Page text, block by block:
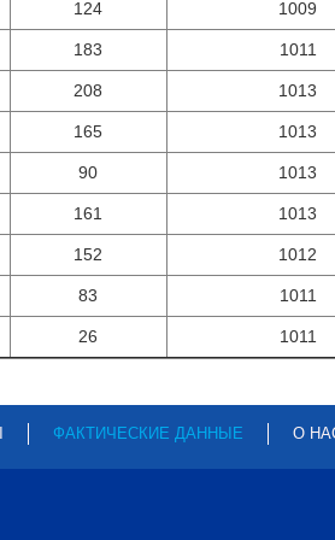
124 1009
183 1011
208 1013
165 1013
90 1013
161 1013
152 1012
83 1011
26
1011
ФАКТИЧЕСКИЕ ДАННЫЕ О